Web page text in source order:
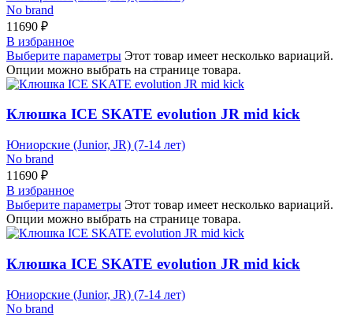
No brand
11690 ₽
В избранное
Выберите параметры Этот товар имеет несколько вариаций.
Опции можно выбрать на странице товара.
Клюшка ICE SKATE evolution JR mid kick
Юниорские (Junior, JR) (7-14 лет)
No brand
11690 ₽
В избранное
Выберите параметры Этот товар имеет несколько вариаций.
Опции можно выбрать на странице товара.
Клюшка ICE SKATE evolution JR mid kick
Юниорские (Junior, JR) (7-14 лет)
No brand